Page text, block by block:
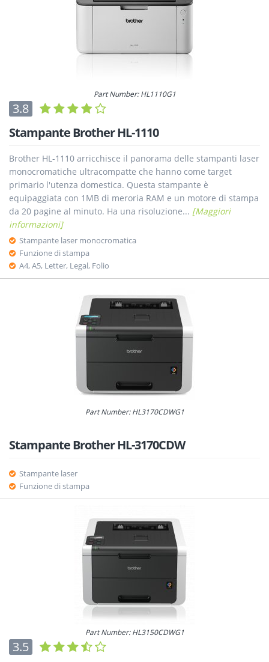
Part Number: HL1110G1
3.8
Stampante Brother HL-1110
Brother HL-1110 arricchisce il panorama delle stampanti laser
monocromatiche ultracompatte che hanno come target
primario l'utenza domestica. Questa stampante è
equipaggiata con 1MB di meroria RAM e un motore di stampa
da 20 pagine al minuto. Ha una risoluzione... [Maggiori
informazioni]
Stampante laser monocromatica
Funzione di stampa
A4, A5, Letter, Legal, Folio
Part Number: HL3170CDWG1
Stampante Brother HL-3170CDW
Stampante laser
Funzione di stampa
Part Number: HL3150CDWG1
3.5